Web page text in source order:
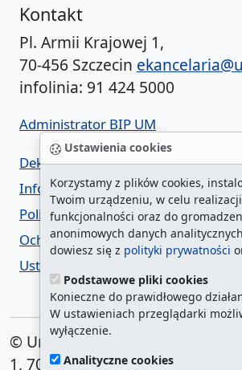
Ustawienia cookies
Korzystamy z plików cookies,
Twoim urządzeniu, w celu realizacji
funkcjonalności oraz do
anonimowych danych
dowiesz się z polityki prywatności
Podstawowe pliki cookies
Konieczne do prawidłowego
W ustawieniach przeglądarki
wyłączenie.
Analityczne cookies
Kontakt
Pl. Armii Krajowej 1,
70-456 Szczecin
infolinia: 91 424 5000
Administrator BIP UM
Deklaracja dostępności
Informacja o urzędzie w ETR
Polityka prywatności
Ochrona danych osobowych
Ustawienia cookies
© Urząd Miasta Szczecin. Plac
1, 70-456 Szczecin